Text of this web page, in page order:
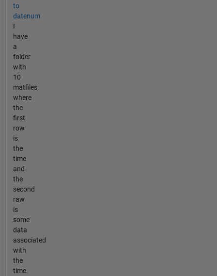
to
datenum
I
have
a
folder
with
10
matfiles
where
the
first
row
is
the
time
and
the
second
raw
is
some
data
associated
with
the
time.